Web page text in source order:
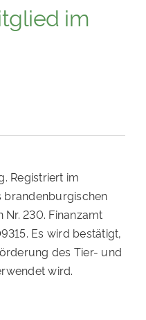
im
Registriert im
brandenburgischen
230. Finanzamt
Es wird bestätigt,
des Tier- und
wird.